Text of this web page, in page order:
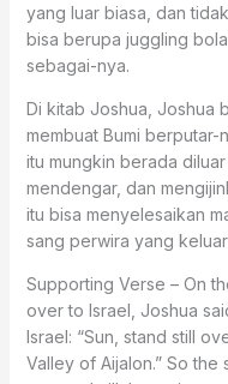
yang luar biasa, dan
bisa berupa juggling
sebagai-nya.
Di kitab Joshua, Joshua
membuat Bumi
itu mungkin berada
mendengar, dan
itu bisa menyelesaikan
sang perwira yang
Supporting Verse – On
over to Israel, Joshua
Israel: “Sun, stand still
Valley of Aijalon.” So